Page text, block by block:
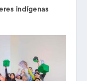
indígenas